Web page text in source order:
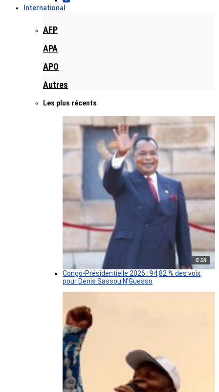
International
AFP
APA
APO
Autres
Les plus récents
© DR
Congo-Présidentielle 2026 : 94,82 % des voix
pour Denis Sassou N’Guesso